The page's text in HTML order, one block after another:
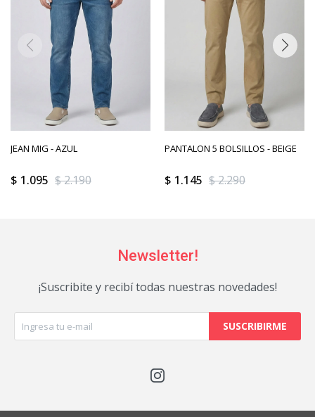
JEAN MIG - AZUL
$ 1.095 $2.190
PANTALON 5 BOLSILLOS - BEIGE
$ 1.145 $2.290
Newsletter!
¡Suscribite y recibí todas nuestras novedades!
SUSCRIBIRME
